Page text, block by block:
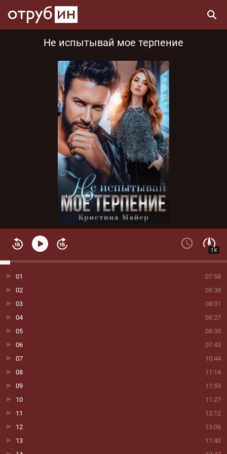
Не испытывай мое терпение
1X
07:58
01
08:38
02
08:01
03
08:27
04
08:35
05
07:43
06
10:44
07
11:14
08
11:59
09
11:27
10
12:12
11
13:06
12
11:40
13